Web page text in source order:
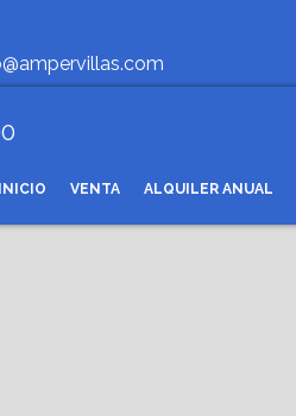
INICIO VENTA ALQUILER ANUAL